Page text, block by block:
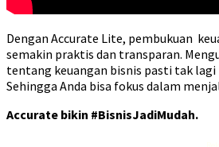
Dengan Accurate Lite, pembukuan
semakin praktis dan transparan.
tentang keuangan bisnis pasti tak lagi
Sehingga Anda bisa fokus dalam
Accurate bikin #BisnisJadiMudah.